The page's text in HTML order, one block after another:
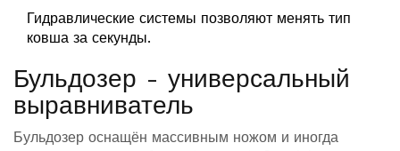
Гидравлические системы позволяют менять тип
ковша за секунды.
Бульдозер - универсальный
выравниватель
Бульдозер оснащён массивным ножом и иногда